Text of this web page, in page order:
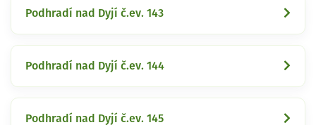
Podhradí nad Dyjí č.ev. 143
Podhradí nad Dyjí č.ev. 144
Podhradí nad Dyjí č.ev. 145